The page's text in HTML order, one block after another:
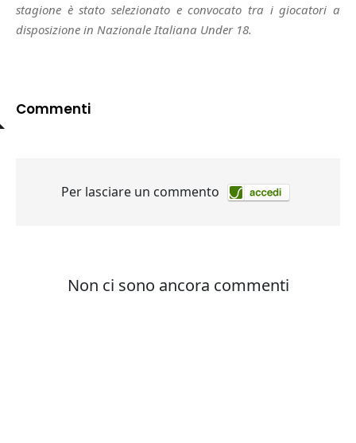
stagione è stato selezionato e convocato tra i giocatori a
disposizione in Nazionale Italiana Under 18.
Commenti